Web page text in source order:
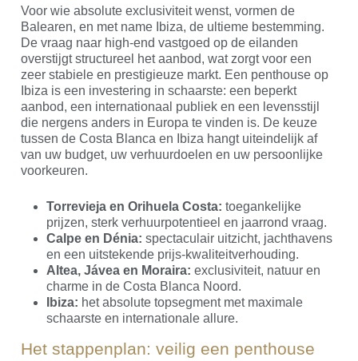
Voor wie absolute exclusiviteit wenst, vormen de
Balearen, en met name Ibiza, de ultieme bestemming.
De vraag naar high-end vastgoed op de eilanden
overstijgt structureel het aanbod, wat zorgt voor een
zeer stabiele en prestigieuze markt. Een penthouse op
Ibiza is een investering in schaarste: een beperkt
aanbod, een internationaal publiek en een levensstijl
die nergens anders in Europa te vinden is. De keuze
tussen de Costa Blanca en Ibiza hangt uiteindelijk af
van uw budget, uw verhuurdoelen en uw persoonlijke
voorkeuren.
Torrevieja en Orihuela Costa: toegankelijke
prijzen, sterk verhuurpotentieel en jaarrond vraag.
Calpe en Dénia: spectaculair uitzicht, jachthavens
en een uitstekende prijs-kwaliteitverhouding.
Altea, Jávea en Moraira: exclusiviteit, natuur en
charme in de Costa Blanca Noord.
Ibiza: het absolute topsegment met maximale
schaarste en internationale allure.
Het stappenplan: veilig een penthouse